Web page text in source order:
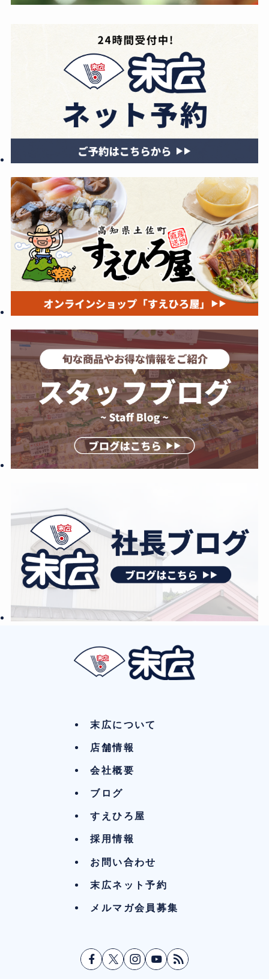
末広について
店舗情報
会社概要
ブログ
すえひろ屋
採用情報
お問い合わせ
末広ネット予約
メルマガ会員募集